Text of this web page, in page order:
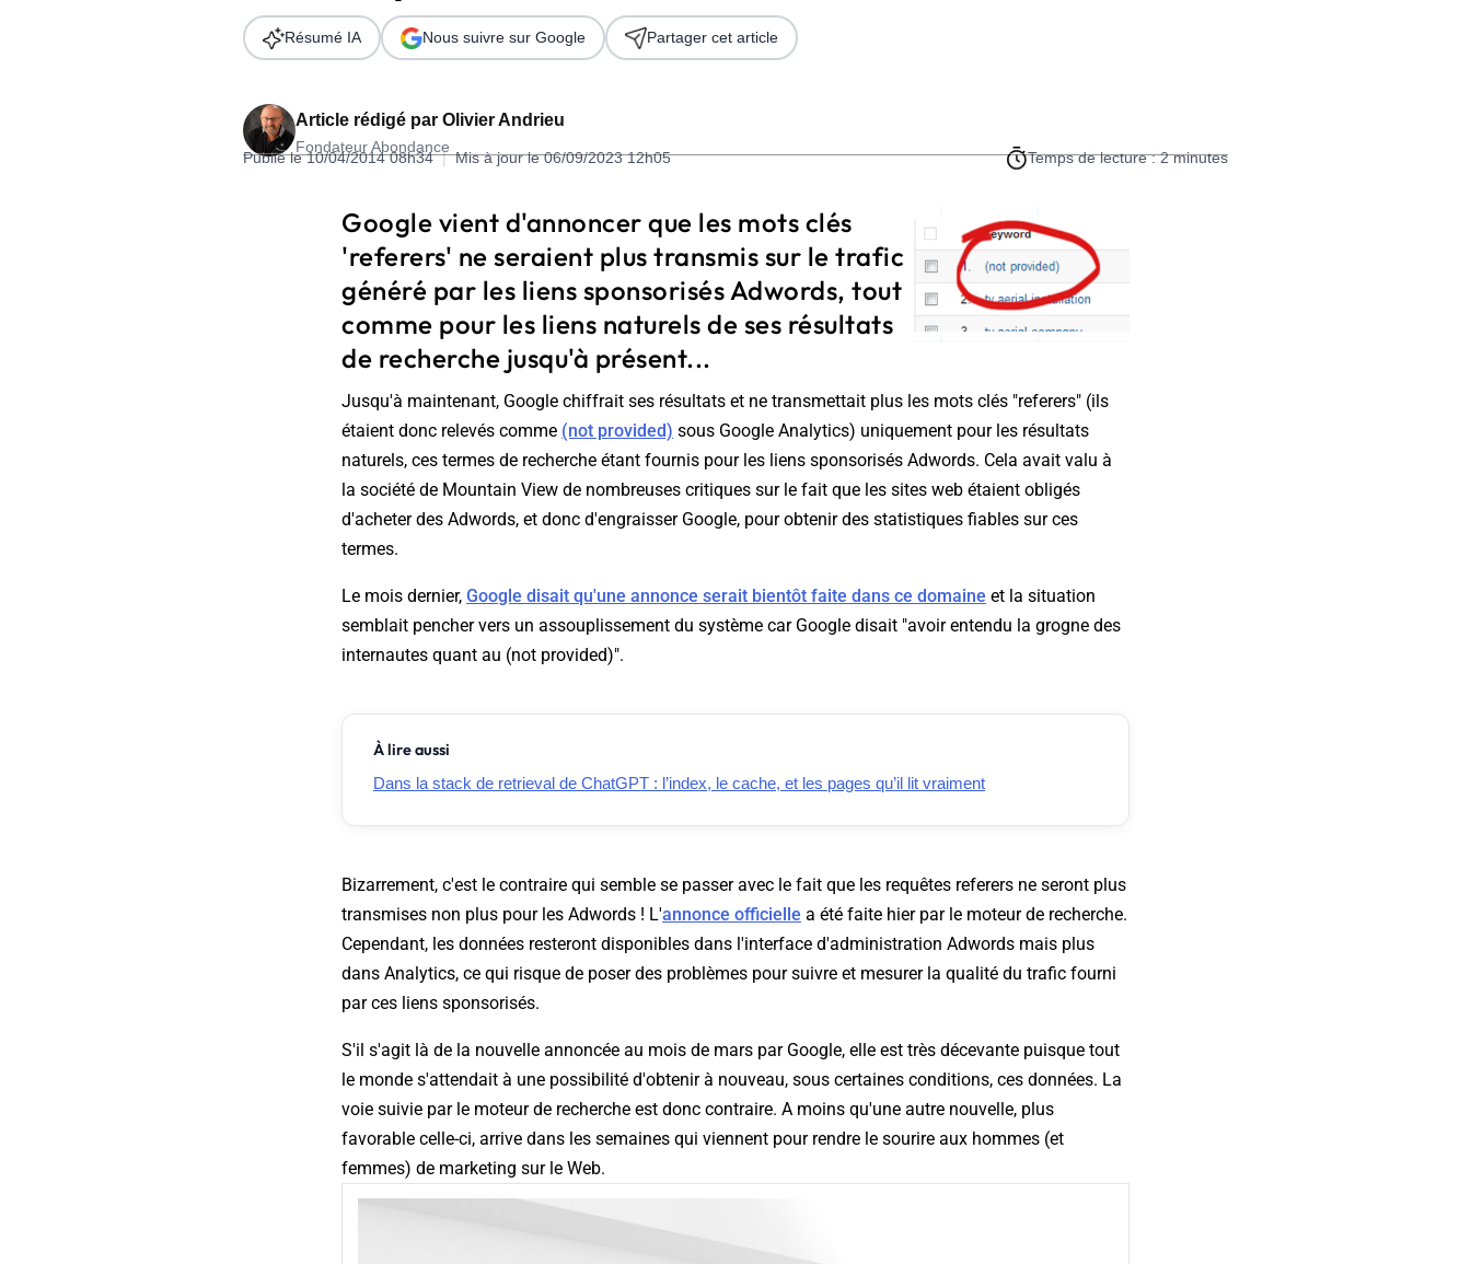
Télécharger l'Ebook
Formation SEO & GEO - Edition 2026
244.30€ HT au lieu de 349€ pendant 1 mois !
Article rédigé par Olivier Andrieu
Fondateur Abondance
Publié le 10/04/2014 08h34 | Mis à jour le 06/09/2023 12h05 Temps de lecture : 2 minutes
Résumé IA Nous suivre sur Google Partager cet article
Google vient d'annoncer que les mots clés
'referers' ne seraient plus transmis sur le trafic
généré par les liens sponsorisés Adwords, tout
comme pour les liens naturels de ses résultats
de recherche jusqu'à présent...
Jusqu'à maintenant, Google chiffrait ses résultats et ne transmettait plus les mots clés "referers" (ils
étaient donc relevés comme (not provided) sous Google Analytics) uniquement pour les résultats
naturels, ces termes de recherche étant fournis pour les liens sponsorisés Adwords. Cela avait valu à
la société de Mountain View de nombreuses critiques sur le fait que les sites web étaient obligés
d'acheter des Adwords, et donc d'engraisser Google, pour obtenir des statistiques fiables sur ces
termes.
Le mois dernier, Google disait qu'une annonce serait bientôt faite dans ce domaine et la situation
semblait pencher vers un assouplissement du système car Google disait "avoir entendu la grogne des
internautes quant au (not provided)".
À lire aussi
Dans la stack de retrieval de ChatGPT : l’index, le cache, et les pages qu’il lit vraiment
Bizarrement, c'est le contraire qui semble se passer avec le fait que les requêtes referers ne seront plus
transmises non plus pour les Adwords ! L'annonce officielle a été faite hier par le moteur de recherche.
Cependant, les données resteront disponibles dans l'interface d'administration Adwords mais plus
dans Analytics, ce qui risque de poser des problèmes pour suivre et mesurer la qualité du trafic fourni
par ces liens sponsorisés.
S'il s'agit là de la nouvelle annoncée au mois de mars par Google, elle est très décevante puisque tout
le monde s'attendait à une possibilité d'obtenir à nouveau, sous certaines conditions, ces données. La
voie suivie par le moteur de recherche est donc contraire. A moins qu'une autre nouvelle, plus
favorable celle-ci, arrive dans les semaines qui viennent pour rendre le sourire aux hommes (et
femmes) de marketing sur le Web.